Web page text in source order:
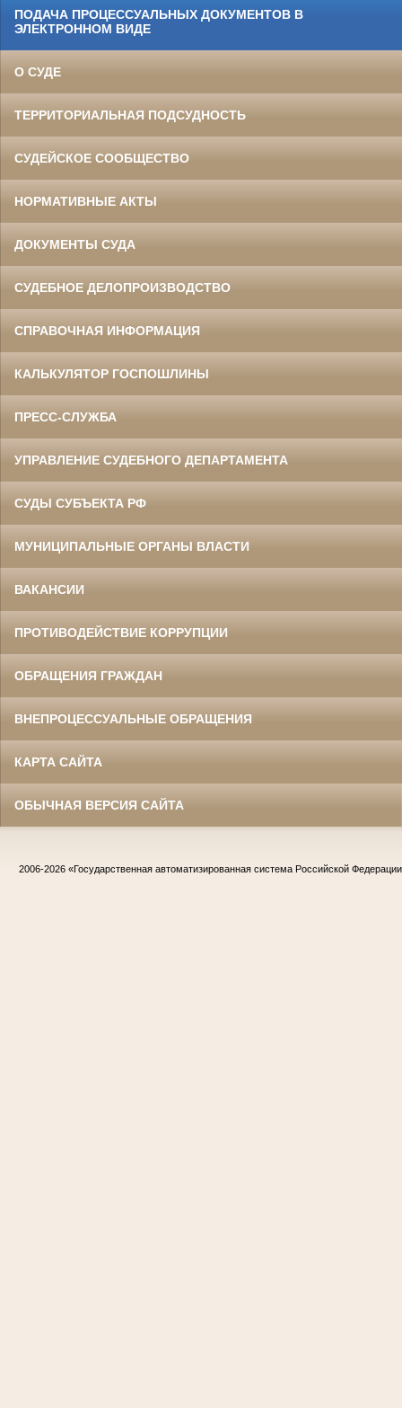
ПОДАЧА ПРОЦЕССУАЛЬНЫХ ДОКУМЕНТОВ В
ЭЛЕКТРОННОМ ВИДЕ
О СУДЕ
ТЕРРИТОРИАЛЬНАЯ ПОДСУДНОСТЬ
СУДЕЙСКОЕ СООБЩЕСТВО
НОРМАТИВНЫЕ АКТЫ
ДОКУМЕНТЫ СУДА
СУДЕБНОЕ ДЕЛОПРОИЗВОДСТВО
СПРАВОЧНАЯ ИНФОРМАЦИЯ
КАЛЬКУЛЯТОР ГОСПОШЛИНЫ
ПРЕСС-СЛУЖБА
УПРАВЛЕНИЕ СУДЕБНОГО ДЕПАРТАМЕНТА
СУДЫ СУБЪЕКТА РФ
МУНИЦИПАЛЬНЫЕ ОРГАНЫ ВЛАСТИ
ВАКАНСИИ
ПРОТИВОДЕЙСТВИЕ КОРРУПЦИИ
ОБРАЩЕНИЯ ГРАЖДАН
ВНЕПРОЦЕССУАЛЬНЫЕ ОБРАЩЕНИЯ
КАРТА САЙТА
ОБЫЧНАЯ ВЕРСИЯ САЙТА
2006-2026 «Государственная автоматизированная система Российской